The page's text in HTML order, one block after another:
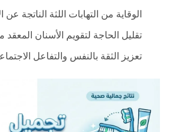
الوقاية من التهابات اللثة الناتجة عن
تقليل الحاجة لتقويم الأسنان المعقد
تعزيز الثقة بالنفس والتفاعل